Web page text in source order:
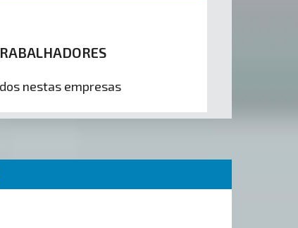
nestas empresas